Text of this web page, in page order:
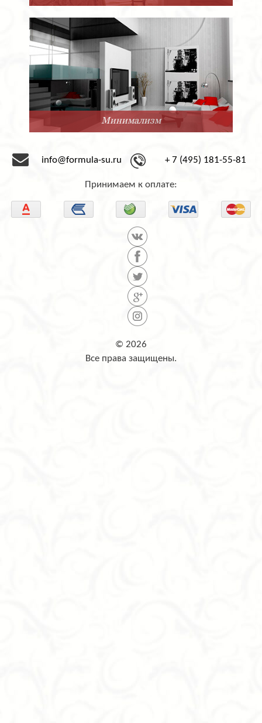
Минимализм
info@formula-su.ru + 7 (495) 181-55-81
Принимаем к оплате:
© 2026
Все права защищены.